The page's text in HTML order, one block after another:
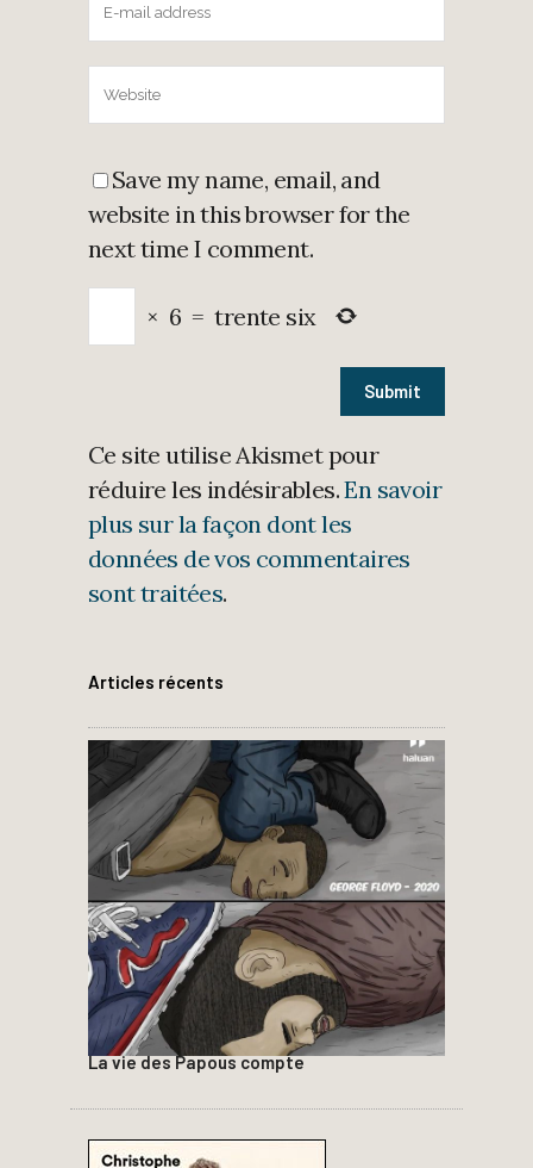
Save my name, email, and
website in this browser for the
next time I comment.
× 6 = trente six
Ce site utilise Akismet pour
réduire les indésirables.En savoir
plus sur la façon dont les
données de vos commentaires
sont traitées.
Articles récents
La vie des Papous compte